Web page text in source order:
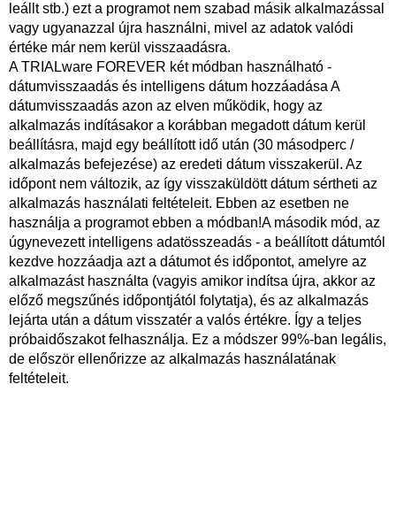
leállt stb.) ezt a programot nem szabad másik alkalmazással
vagy ugyanazzal újra használni, mivel az adatok valódi
értéke már nem kerül visszaadásra.
A TRIALware FOREVER két módban használható -
dátumvisszaadás és intelligens dátum hozzáadása A
dátumvisszaadás azon az elven működik, hogy az
alkalmazás indításakor a korábban megadott dátum kerül
beállításra, majd egy beállított idő után (30 másodperc /
alkalmazás befejezése) az eredeti dátum visszakerül. Az
időpont nem változik, az így visszaküldött dátum sértheti az
alkalmazás használati feltételeit. Ebben az esetben ne
használja a programot ebben a módban!A második mód, az
úgynevezett intelligens adatösszeadás - a beállított dátumtól
kezdve hozzáadja azt a dátumot és időpontot, amelyre az
alkalmazást használta (vagyis amikor indítsa újra, akkor az
előző megszűnés időpontjától folytatja), és az alkalmazás
lejárta után a dátum visszatér a valós értékre. Így a teljes
próbaidőszakot felhasználja. Ez a módszer 99%-ban legális,
de először ellenőrizze az alkalmazás használatának
feltételeit.